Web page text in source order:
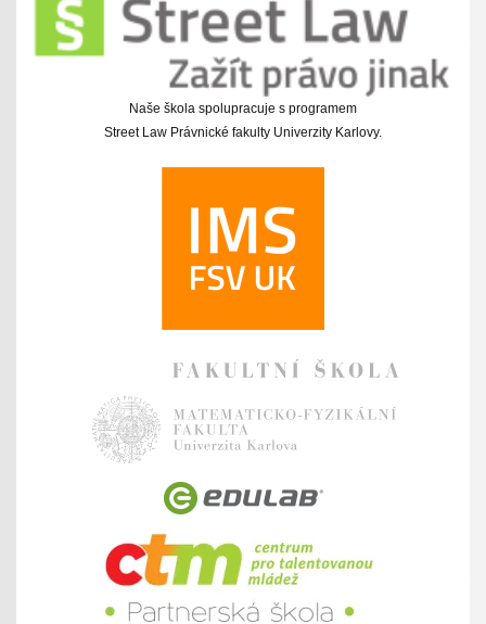
Naše škola spolupracuje s programem
Street Law Právnické fakulty Univerzity Karlovy.